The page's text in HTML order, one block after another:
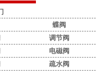
蝶阀
调节阀
电磁阀
疏水阀